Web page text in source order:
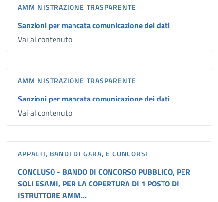
AMMINISTRAZIONE TRASPARENTE
Sanzioni per mancata comunicazione dei dati
Vai al contenuto
AMMINISTRAZIONE TRASPARENTE
Sanzioni per mancata comunicazione dei dati
Vai al contenuto
APPALTI, BANDI DI GARA, E CONCORSI
CONCLUSO - BANDO DI CONCORSO PUBBLICO, PER
SOLI ESAMI, PER LA COPERTURA DI 1 POSTO DI
ISTRUTTORE AMM...